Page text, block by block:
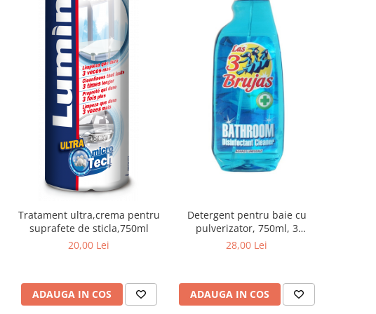
Tratament ultra,crema pentru
suprafete de sticla,750ml
20,00 Lei
ADAUGA IN COS
Detergent pentru baie cu
pulverizator, 750ml, 3
Vrajitoare
28,00 Lei
ADAUGA IN COS